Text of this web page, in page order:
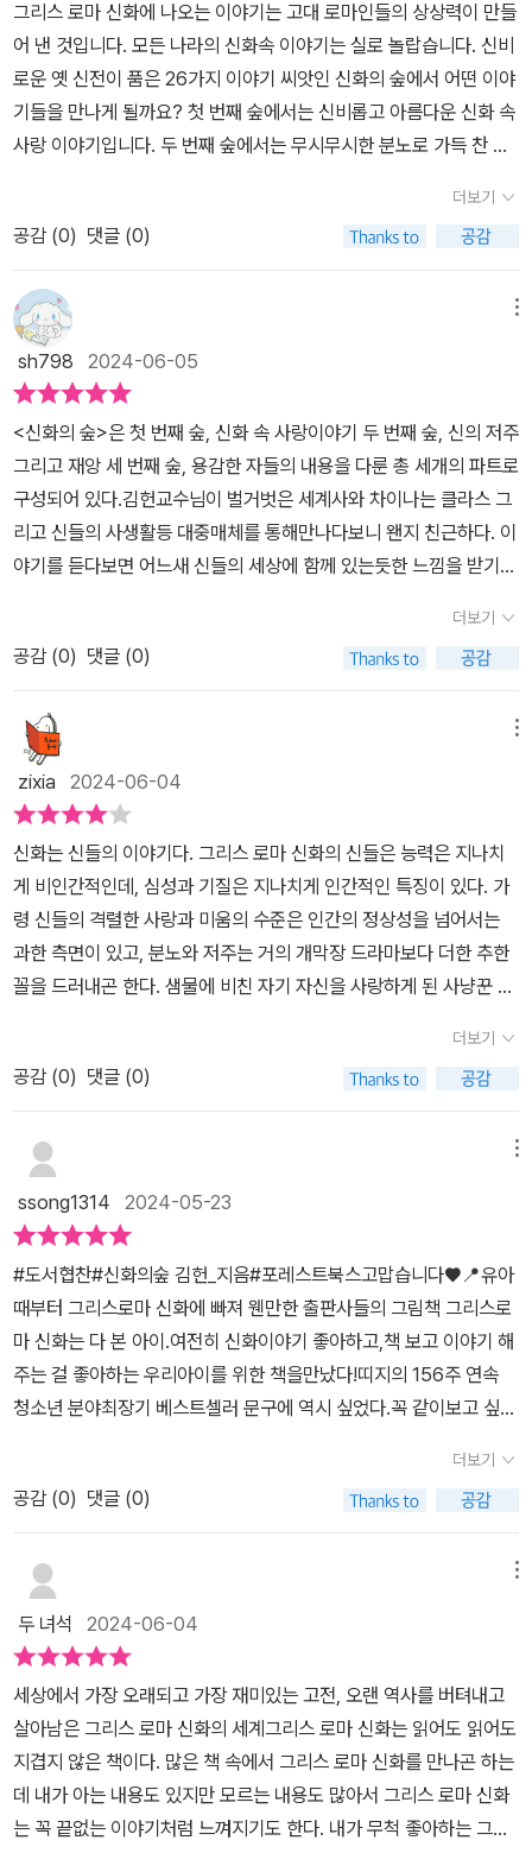
신들 덕분에 벌어진 이야기도 상당수다. 그중 하나를 이야기하자면,
칼리스트와 아르카스의 이야기인데 이 이야기는 밤하늘의 별인 큰 곰
자리, 작은곰 자리와 이어진다. 이번에도 시작은 또 바람둥이 제우스
다. 아르테미스의 추종자였던 칼리스토에게 반한 제우스는 칼리스토
다. 그리고 그녀를 범하고 만다. 아르테미스는 순결을 중요하게 생각
하는 처녀신이기에, 제우스에게 순결을 잃게 된 칼리스토는 쫓겨나고
만다. 결국 아들을 낳은 칼리스토. 하지만 제우스의 아내 헤라가 가만
있지 않았다. 결국 헤라에 의해 곰이 된 칼리스토는 아들과 생이별을
하게 된다. 한편, 헤르메스는 칼리스토의 아들인 아르카스를 자신의
어머니 마이아에게 데려가서 훌륭하게 키운다. 아르카스는 사냥을 즐
겼는데, 어느 날 사냥을 갔다가 곰을 마주하게 된다. 그 곰은 바로 아
르카스의 어머니인 칼리스토였다. 하지만 그 사실을 알 턱이 없는 아
르카스는 칼리스토에게 창을 겨눈다. 급작스러운 상황에서 제우스는
두 모자를 하늘의 별자리로 만든다. 하지만 이번에도 헤라는 이 사실
에 분개해 큰 곰자리와 작은 곰자리를 하늘에서 떠나지 못하게 만든
다. 이런 사연들이 책 속에는 꽤 자주 보인다. 잘못은 제우스가 했는
한 편으로는 인간보다 더 인간 같은 신들의 모습이 흥미를 자아낸다
고 할 수 있겠다.​ 세 번째 장에서는 페르세우스, 테세우스 등의 영웅들
이 등장한다. 자신에게 주어진 어려움을 극복하며 용감하게 개척해나
간 모습들을 등장한다. 좌절할 법한 어려움 속에서도 결국은 승리를
하는 그들의 모습은 강인한 이미지를 만들어낸다.​ 각 이야기의 마지
막 장에는 앞의 이야기를 통해 얻을 수 있는 교훈이나 생각할 여지들
이 짧게 담겨있다. 삽화도 종종 곁들여져 있기에, 성인뿐 아니라 청소
년들도 어려움 없이 읽을 수 있을 것 같다. 오늘은 그리스 로마 신화
속 이야기를 함께 읽고 이야기를 나누어 보는 것은 어떨까?
만 하는 요정 에코, 타인에 대한 존중이 결여되고 지나친 자기애를 보
여주는 나르키소스, 일방적인 사랑을 한 아폴론, 참을 수 없는 뜨거운
사랑을 하는 오르페우스, 진심으로 타인의 행복에 축하를 해줄 수 있
는 마음을 가진 에로스와 프쉬케, 고난과 시련을 통해 더욱 단단해지
는 프쉬케, 오만함으로 여러 가지 재앙을 불러오는 브로테아스와 펠
롭스, 권위가 있다면 배려를 실력이 있다면 겸손의 마음을 가져야 한
다는 것을 보여준 아라크네, 인간의 욕심은 끝이 없고 똑같은 실수를
피엔딩일까라는 의문점을 남긴 피그말리온 등 흥미진진한 이야기가
담겨 있는 도서이다.​더 알아보기에서는 수많은 브랜드 로고 속의 그
리스 로마 신화, 일 년 열두 달 명칭의 유래, 밤하늘을 수놓은 별자리
이야기를 알려준다. ​서울대 김헌 교수가 들려주는그리스 로마 신화
이야기​등장인물이 많고 서사가 깊은 책을 자란 아이는 영어 성적이
오른다?아마도 독해력에 도움을 주고 있어서 그런가 봅니다. 기억해
야 하는 등장인물도 많고 수천 년간 이어져 온 이야기이다 보니 서사
가 깊어 이해력이 좋아야 하니깐요.​신화 속 여러 신들의 모습을 통해
인간의 본성과 욕망을 보며 세상을 알아가는 그리스 로마 신화는 읽
숲>은 <철학의 숲>, <고전의 숲>에 이어 세 번째 도서라고 하니 믿
어볼 만하지 않나요?​그리스 로마를 좋아하는 사람으로서 책 속의 지
식과 깨달음을 얻고 재미나고 유익한 도서를 할 수 있는 <신화의 숲>
을 추천해 봅니다. ※ 본 포스팅은 북카페 책과 콩나무의 서평으로 제
공 받아 솔직하게 작성한 리뷰입니다.
그리스 로마 신화에 나오는 이야기는 고대 로마인들의 상상력이 만들
어 낸 것입니다. 모든 나라의 신화속 이야기는 실로 놀랍습니다. 신비
로운 옛 신전이 품은 26가지 이야기 씨앗인 신화의 숲에서 어떤 이야
기들을 만나게 될까요? ​첫 번째 숲에서는 신비롭고 아름다운 신화 속
사랑 이야기입니다. 두 번째 숲에서는 무시무시한 분노로 가득 찬 신
개척하는 용감한 자들입니다. ​첫 번째 신화 속 사랑 이야기를 읽다 보
면 요정 에코가 왜 메아리로 남게 되었는지 사연부터 시작해서 유명
한 물에 비친 자신의 모습을 사랑하게 된 나르키소스의 이야기를 읽
어 봅니다. 사랑의 큐피드를 날려주는 에로스 이야기가 등장하는데
엄마인 아프로디테의 말을 잘 듣는 아들입니다. 에로스도 사랑하는
여인을 만나게 되었는데, 실은 엄마보다 미모가 뛰어난 프쉬케를 처
리하라는 명을 받습니다. 에로스와 프쉬케가 서로 사랑하게 되고 진
정한 사람은 어떤 험난한 여정도 이겨낼 수 있다는 것을 보여줍니다.
그래서 에로스와 프뤼케는 사랑과 영혼이 되었습니다. 사람이 가지고
있는 모든 감정을 비유적으로 보여주는 게 그리스 신화가 아닌가 싶
습니다. 질투심에 사로잡히고 의심하고 사람을 심하게 흔들어대는 게
이건 인생을 통과하는 시험인가 싶습니다. ​결국엔 끔찍한 결과를 초
래하기도 하고 그로 인해 좋은 결과를 가져오기도 합니다. 인생에 있
어서 나쁜 게 나쁘지 않을 수도, 좋은 게 마냥 좋은 것만이 아닐 수 있
로 인해서 어떤 결과를 초래하게 되는지를 여실하게 보여줍니다. 신
들은 해명할 기회조차 주지 않습니다. 참으로 권력자 다운 모습을 보
여줍니다. 마구잡이로 힘을 휘두르기도 하고 어이없게 그 힘에 처참
하게 인간은 죽습니다. 때로는 신들의 월권행위에 도전하기도 하고
그로 인해 죽임을 당하고 화가 치민 신들은 인간이 신들보다 뛰어난
것을 참지 못합니다. 권력자와 인간의 모습뿐만 아니라 인간 자체 오
만함이 사람을 어떻게 바보로 만드는지도 잘 보여줍니다. ​세 번째 숲
에서는 한계를 뛰어넘어 스스로의 길을 개척하는 용감한 사람들의 이
야기입니다. 지금까지 여전히 차별은 계속되어 오고 있습니다. 여자
하게 뛰어넘은 아탈란타에게 응원의 박수를 보내고 싶습니다. 차별이
나 편견은 어느 곳에든 있습니다. 신화 속 이야기가 흥미로운 것은 다
양한 인간과 신이 얽히고설켜서 무슨 일이 벌어질지 모른다는 것입니
다. 생각지도 못했던 일들이 책 속에서만 벌어지는 것은 아니니까요.
일상 속에서도 그리스 신화에 얽힌 이야기는 꽤 많습니다. 계절의 변
화의 흥미로운 사연이나 일 년 열두 달 명칭의 유래나 밤하늘을 수놓
은 별자리 이야기를 통해서 신화 속 이야기는 늘 가까이 있습니다. 이
성적인 사고와 생각 그리고 모든 것을 흥미롭고 멋지게 만드는 것은
즐거운 상상 속 이야기에 있습니다. ​​​<사진 출처 신화의 숲 / 김헌 지
음 / 포레스트북스> <출판사로부터 도서를 지원받아 주관적으로 작
성한 리뷰입니다.>
더보기
공감 (0) 댓글 (0)
sh798 2024-06-05
​<신화의 숲>은 첫 번째 숲, 신화 속 사랑이야기 두 번째 숲, 신의 저주
그리고 재앙 세 번째 숲, 용감한 자들의 내용을 다룬 총 세개의 파트로
구성되어 있다.​김헌교수님이 벌거벗은 세계사와 차이나는 클라스 그
리고 신들의 사생활등 대중매체를 통해만나다보니 왠지 친근하다. 이
야기를 듣다보면 어느새 신들의 세상에 함께 있는듯한 느낌을 받기도
야하는지, 신화에서 어떤것을 배울수 있는지를어른은 물론 아이들에
게도 알려주는 프로였기에 더 즐겁게 봤던듯하다.아이도 책표지를 보
고는 그리스신화 김헌 교수님 이죠? 신들의 사생활에서 나왔던 교수
님 맞죠? 하고 묻는걸 보니 김헌교수님의 명성이 높다는걸 새삼 느껴
졌다.노란 색감에 별자리 그리고 신들의 이야기 배경이 보이는 신화
의 숲이란 책은 읽으면서 그 어떤 그리스 신화보다도 더 재미있었고
쉽게 읽히면서도, 인문학에서 왜 신화를 읽어야 하는지를 신들의 모
습에서 어떤모습을 보고 어떤태도로 삶을 살아가야하는지에 대한방
향성을 갖게 해주는 듯한 생각이 든다.워낙에 많은 신들이 있고 이름
도 길어서 외우기도 힘든 신화를 26가지 이야기씨앗이라는 주제로그
리스신화를 이야기하듯 풀어놓아 초등학생부터 일반인까지 어렵지
않게 접할 수 있게 만든 책이다.이야기를 읽다보면 말의 어원을 설명
해주기도 하고 잘못된 행동이나 욕심으로 인해서 생긴 결과라든지,어
떤일을 대할때 마음가짐, 실력을 인정받고 노력한 사람이 가져야 되
사람이 살아가는데 필요한것들을이야기하고 있다. 더 알아보기라는
코너를 통해 조금더 깊이 나아간 배경지식까지 더해진다.왜 초중고
필독서인지 감이온달까? 매번 딱딱한 필독서였는데 이책만은 재미와
울림이 가득한 쉽게 접근하는 책이라모두에게 권장하는 책이다.​​​'출판
사로부터 상품을 무상제공받아 작성된 솔직한 후기입니다'​
더보기
공감 (0) 댓글 (0)
zixia 2024-06-04
신화는 신들의 이야기다. 그리스 로마 신화의 신들은 능력은 지나치
게 비인간적인데, 심성과 기질은 지나치게 인간적인 특징이 있다. 가
령 신들의 격렬한 사랑과 미움의 수준은 인간의 정상성을 넘어서는
과한 측면이 있고, 분노와 저주는 거의 개막장 드라마보다 더한 추한
꼴을 드러내곤 한다. 샘물에 비친 자기 자신을 사랑하게 된 사냥꾼 나
우를 떠올려보라. ​유명한 신화학자 조지프 캠벨에 따르면, '신화는 상
징적 이미지와 이야기가 결합된 것이다.' 여기서 상징적 이미지는 인
간의 본성과 인간의 욕망을 보여주는 원초적 상징적 이미지를 말한
다. 가령 우리가 삶에서 바라는 것, 두려워하는 것, 좋아하는 것, 싫어
화다. ​20년 넘게 그리스 로마 신화를 강의해 온 서양 고전학자 김헌
은 신화가 결국은 인간을 더 잘 이해할 수 있게끔 돕는 거울이라고 강
조한다. 저자는 크게 세 가지 테마의 신화를 들려주는데, '신비롭고 아
름다운 신화 속 사랑 이야기', '무시무시한 분노로 가득 찬 신의 저주
그리고 재앙', 끝으로 '스스로 새로운 길을 개척하는 용감한 자들'이다.
청소년 수준에 맞춘 교양서라 그런지 몰라도, 이야기마다 뭔가 배울
수 있는 교훈이 하나씩 따라붙는다. 가령 에코와 나르키소스의 이야
기에 '다른 사람의 기준을 따르기만 하는 에코의 비극', '타인에 대한
존중이 결여된 지나친 자기애' 같은 교훈을 덧붙였다. ​신화는 세상 만
는 뜻에서 '연기 설화' 또는 '연기 신화'라고 부른다. 연기 신화의 가장
큰 특징은 바로 '변신'과 '되기'에 있다. 일테면 월계수는 아폴론으로부
터 도망치던 다프네가 변신해서 생긴 것이고, 샘가의 노란 수선화는
나르키소스가 녹아내려 피어난 것이고, 메아리는 나르키소스를 짝사
랑하던 에코의 목소리가 남은 것이라는 식의 신화적 설명이 대표적이
다. 나는 대모신 가이아를 비롯해 이런 식의 신화적 설명이 지구온난
화 같은 현대의 심각한 생태위기를 극복할 수 있는 고대인의 거룩한
사유방식을 보여준다고 믿는다. 합리성을 중시하고 이분법과 동일성
더보기
공감 (0) 댓글 (0)
ssong1314 2024-05-23
#도서협찬#신화의숲 김헌_지음#포레스트북스고맙습니다♥📍유아
때부터 그리스로마 신화에 빠져 웬만한 출판사들의 그림책 그리스로
마 신화는 다 본 아이.여전히 신화이야기 좋아하고,책 보고 이야기 해
주는 걸 좋아하는 우리아이를 위한 책을만났다!띠지의 156주 연속
청소년 분야최장기 베스트셀러 문구에 역시 싶었다.꼭 같이보고 싶은
히고,좋아하는 신화이야에 끊임없이 대화가 이어진다.⭐신비로운 옛
신전이 품은 26가지 이야기 씨앗⭐표준국어대사전 기준이 아닌 고대
그리스어와 라틴어식 표기를 써알고 있던 이름도 새롭게 느껴진다.'인
간의 상상력이 신을 만들었다'인간의 욕망과 본성을 신을 통해 보여
주고,상징적인 표현으로 문해력,어휘력도 높이게 된다.💛신비롭고
아름다운 신화 속 사랑이야기💛무시무시한 분노로 가득 찬 신의 저
주그리고 재앙💛스스로 새로운 길을개척하는 용감한 자들크게 세 가
지 부분으로 이루어져 있고,요정 에코부터 퓌라무스와 티스베의 이루
지 못한 사랑 이야기와,천체망원경으로 시골가서 별자리 보고싶다는
아이들이제일 좋아한 <칼리스토와 아르카스,하늘의 별자리가 되다.>
미술 좋아하는 아이가 좋아한 <조각상을 인간으로 만든 피그말리온>
이야기.알고 있던 기존의 신화들을더 재밌고,고난과 역경을 이기고온
더보기
공감 (0) 댓글 (0)
두 녀석 2024-06-04
세상에서 가장 오래되고 가장 재미있는 고전, 오랜 역사를 버텨내고
살아남은 그리스 로마 신화의 세계그리스 로마 신화는 읽어도 읽어도
지겹지 않은 책이다. 많은 책 속에서 그리스 로마 신화를 만나곤 하는
데 내가 아는 내용도 있지만 모르는 내용도 많아서 그리스 로마 신화
는 꼭 끝없는 이야기처럼 느껴지기도 한다. 내가 무척 좋아하는 그리